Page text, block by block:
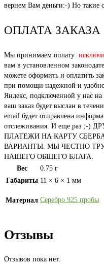
вернем Вам деньги:-) Но такие
ОПЛАТА ЗАКАЗА
Мы принимаем оплату
вам в установленном
можете оформить и оплатить
при помощи надежной и
Яндекс, подключенной у нас
ваш заказ будет выслан в
email будет отправлена
отслеживания. И еще раз ;-
ПЛАТЕЖИ НА КАРТУ
ВАРИАНТЫ. МЫ ЧЕСТНО
НАШЕГО ОБЩЕГО БЛАГА.
Вес
0.75 г
Габариты 11 × 6 × 1 мм
Материал Серебро 925 пробы
Отзывы
Отзывов пока нет.